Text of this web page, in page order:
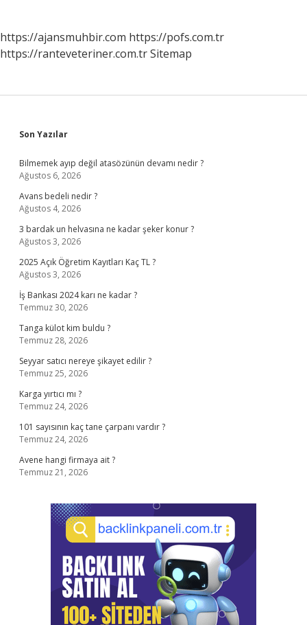
https://ajansmuhbir.com https://pofs.com.tr
https://ranteveteriner.com.trSitemap
Sidebar
Son Yazılar
Bilmemek ayıp değil atasözünün devamı nedir ?
Ağustos 6, 2026
Avans bedeli nedir ?
Ağustos 4, 2026
3 bardak un helvasına ne kadar şeker konur ?
Ağustos 3, 2026
2025 Açık Öğretim Kayıtları Kaç TL ?
Ağustos 3, 2026
İş Bankası 2024 karı ne kadar ?
Temmuz 30, 2026
Tanga külot kim buldu ?
Temmuz 28, 2026
Seyyar satıcı nereye şikayet edilir ?
Temmuz 25, 2026
Karga yırtıcı mı ?
Temmuz 24, 2026
101 sayısının kaç tane çarpanı vardır ?
Temmuz 24, 2026
Avene hangi firmaya ait ?
Temmuz 21, 2026